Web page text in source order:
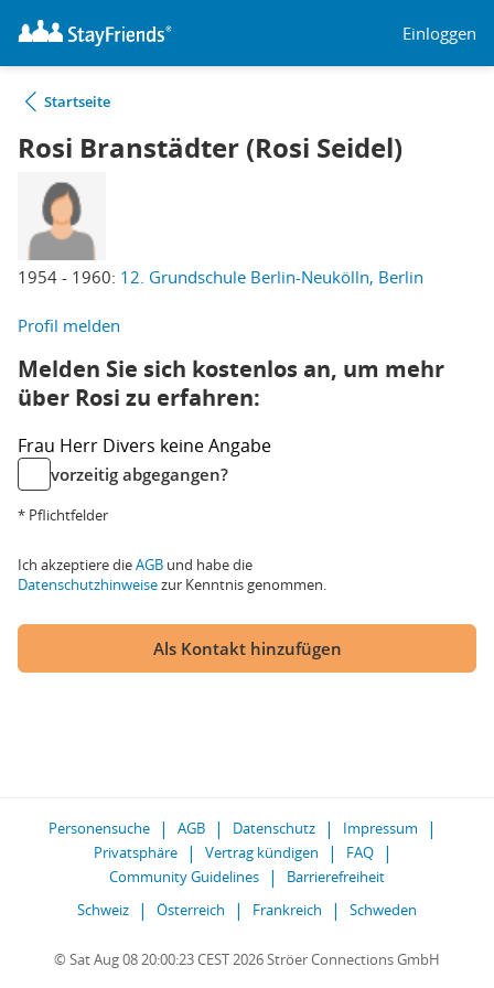
Einloggen
Startseite
Rosi Branstädter (Rosi Seidel)
1954 - 1960: 12. Grundschule Berlin-Neukölln, Berlin
Profil melden
Melden Sie sich kostenlos an, um mehr
über Rosi zu erfahren:
Frau Herr Divers keine Angabe
vorzeitig abgegangen?
* Pflichtfelder
Ich akzeptiere dieAGB und habe die
Datenschutzhinweisezur Kenntnis genommen.
Als Kontakt hinzufügen
Personensuche AGB Datenschutz
Impressum
Privatsphäre
Vertrag kündigen
FAQ
Community Guidelines
Barrierefreiheit
Schweiz
Österreich Frankreich Schweden
© Sat Aug 08 20:00:23 CEST 2026 Ströer Connections GmbH